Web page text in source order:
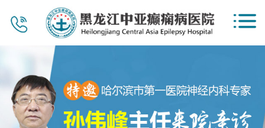
首页
医院概况
新闻资讯
公益惠民